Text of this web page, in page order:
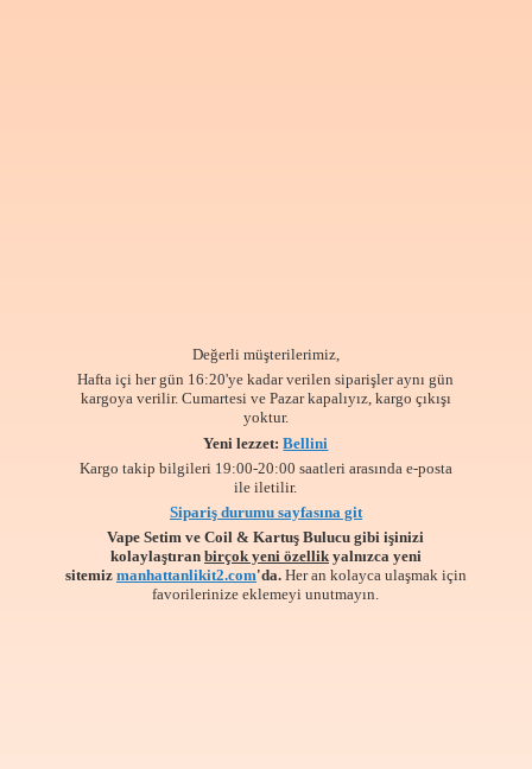
Değerli müşterilerimiz,
Hafta içi her gün 16:20'ye kadar verilen siparişler aynı gün
kargoya verilir. Cumartesi ve Pazar kapalıyız, kargo çıkışı
yoktur.
Yeni lezzet:Bellini
Kargo takip bilgileri 19:00-20:00 saatleri arasında e-posta
ile iletilir.
Sipariş durumu sayfasına git
Vape Setim ve Coil & Kartuş Bulucu gibi işinizi
kolaylaştıran birçok yeni özellikyalnızca yeni
sitemiz manhattanlikit2.com'da. Her an kolayca ulaşmak için
favorilerinizeeklemeyi unutmayın.